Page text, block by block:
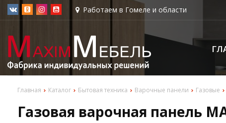
Работаем в Гомеле и области
Главная Каталог Бытовая техника Варочные панели Газовые
Газовая варочная панель